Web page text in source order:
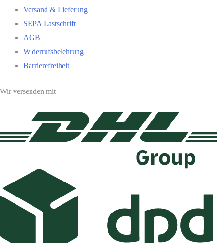
Versand & Lieferung
SEPA Lastschrift
AGB
Widerrufsbelehrung
Barrierefreiheit
Wir versenden mit